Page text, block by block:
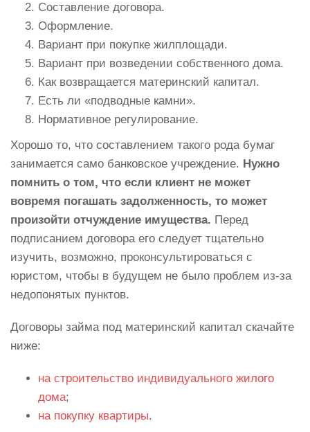
Составление договора.
Оформление.
Вариант при покупке жилплощади.
Вариант при возведении собственного дома.
Как возвращается материнский капитал.
Есть ли «подводные камни».
Нормативное регулирование.
Хорошо то, что составлением такого рода бумаг
занимается само банковское учреждение. Нужно
помнить о том, что если клиент не может
вовремя погашать задолженность, то может
произойти отчуждение имущества. Перед
подписанием договора его следует тщательно
изучить, возможно, проконсультироваться с
юристом, чтобы в будущем не было проблем из-за
недопонятых пунктов.
Договоры займа под материнский капитал скачайте
ниже:
на строительство индивидуального жилого
дома;
на покупку квартиры.